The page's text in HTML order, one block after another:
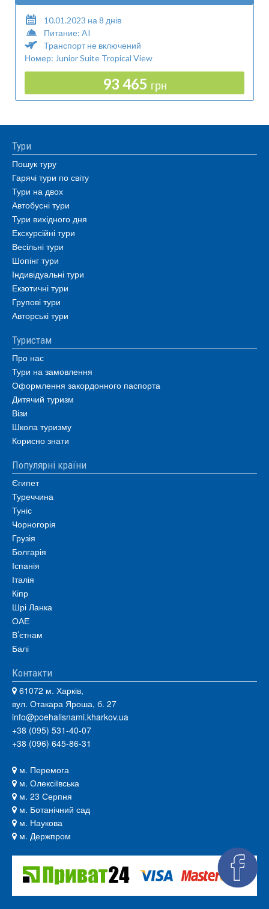
10.01.2023 на 8 днів
Питание: AI
Транспорт не включений
Номер: Junior Suite Tropical View
93 465 грн
Тури
Пошук туру
Гарячі тури по світу
Тури на двох
Автобусні тури
Тури вихідного дня
Екскурсійні тури
Весільні тури
Шопінг тури
Індивідуальні тури
Екзотичні тури
Групові тури
Авторські тури
Туристам
Про нас
Тури на замовлення
Оформлення закордонного паспорта
Дитячий туризм
Візи
Школа туризму
Корисно знати
Популярні країни
Єгипет
Туреччина
Туніс
Чорногорія
Грузія
Болгарія
Іспанія
Італія
Кіпр
Шрі Ланка
ОАЕ
В’єтнам
Балі
Контакти
61072 м. Харків,
вул. Отакара Яроша, б. 27
info@poehalisnami.kharkov.ua
+38 (095) 531-40-07
+38 (096) 645-86-31
м. Перемога
м. Олексіївська
м. 23 Серпня
м. Ботанічний сад
м. Наукова
м. Держпром